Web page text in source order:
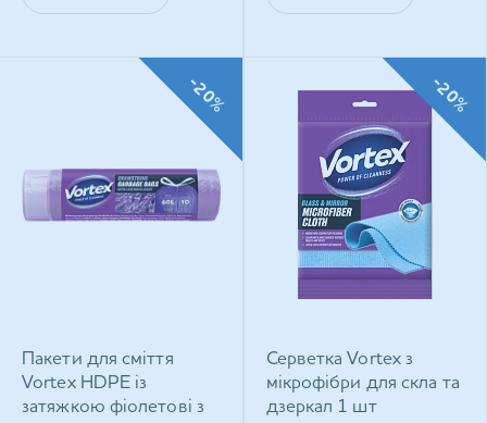
Пакети для сміття
Vortex HDРЕ із
затяжкою фіолетові з
-20%
Серветка Vortex з
мікрофібри для скла та
дзеркал 1 шт
-20%